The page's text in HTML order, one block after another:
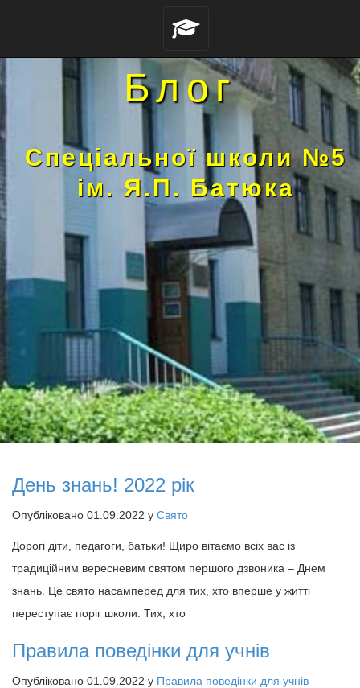
Блог
Спеціальної школи №5
ім. Я.П. Батюка
День знань! 2022 рік
Опубліковано 01.09.2022 у Свято
Дорогі діти, педагоги, батьки! Щиро вітаємо всіх вас із
традиційним вересневим святом першого дзвоника – Днем
знань. Це свято насамперед для тих, хто вперше у житті
переступає поріг школи. Тих, хто
Правила поведінки для учнів
Опубліковано 01.09.2022 у Правила поведінки для учнів